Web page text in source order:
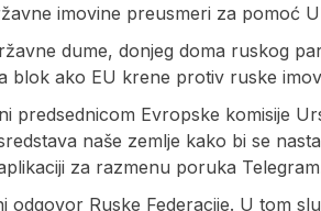
imovine preusmeri za pomoć
dume, donjeg doma ruskog
blok ako EU krene protiv ruske
predsednicom Evropske komisije
naše zemlje kako bi se
za razmenu poruka
odgovor Ruske Federacije. U tom